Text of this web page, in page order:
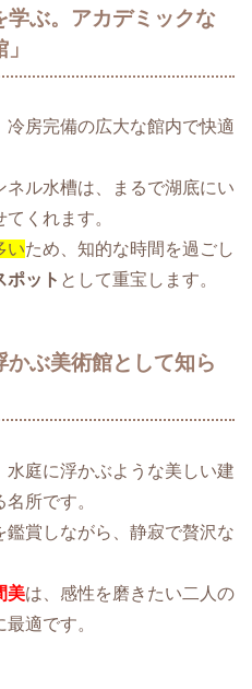
学ぶ。アカデミックな
房完備の広大な館内で快適
ル水槽は、まるで湖底にい
くれます。
いため、知的な時間を過ごし
ポット として重宝します。
ぶ美術館として知ら
庭に浮かぶような美しい建
所です。
賞しながら、静寂で贅沢な
美は、感性を磨きたい二人の
最適です。